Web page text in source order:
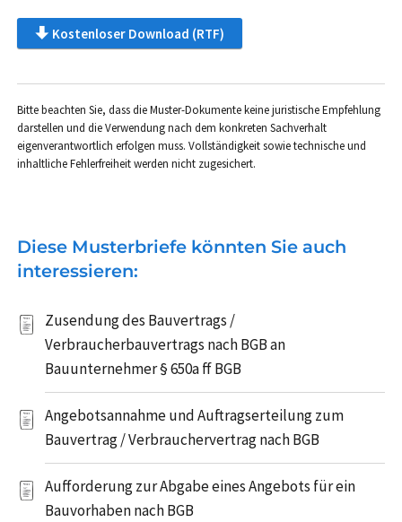
Kostenloser Download (RTF)
Bitte beachten Sie, dass die Muster-Dokumente keine juristische Empfehlung
darstellen und die Verwendung nach dem konkreten Sachverhalt
eigenverantwortlich erfolgen muss. Vollständigkeit sowie technische und
inhaltliche Fehlerfreiheit werden nicht zugesichert.
Diese Musterbriefe könnten Sie auch
interessieren:
Zusendung des Bauvertrags /
Verbraucherbauvertrags nach BGB an
Bauunternehmer § 650a ff BGB
Angebotsannahme und Auftragserteilung zum
Bauvertrag / Verbrauchervertrag nach BGB
Aufforderung zur Abgabe eines Angebots für ein
Bauvorhaben nach BGB